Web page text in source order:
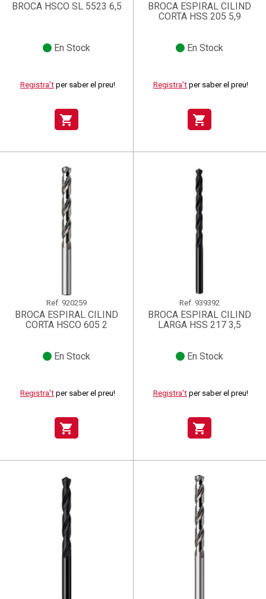
BROCA HSCO SL 5523 6,5
En Stock
Registra't per saber el preu!
shopping_cart
BROCA ESPIRAL CILIND
CORTA HSS 205 5,9
En Stock
Registra't per saber el preu!
shopping_cart
Ref. 920259
BROCA ESPIRAL CILIND
CORTA HSCO 605 2
En Stock
Registra't per saber el preu!
shopping_cart
Ref. 939392
BROCA ESPIRAL CILIND
LARGA HSS 217 3,5
En Stock
Registra't per saber el preu!
shopping_cart